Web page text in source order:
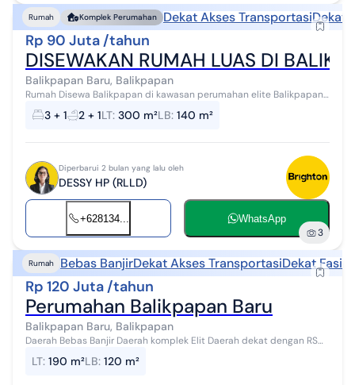
Rumah Komplek Perumahan Dekat Akses TransportasiDekat
Rp 90 Juta /tahun
DISEWAKAN RUMAH LUAS DI
Balikpapan Baru, Balikpapan
Rumah Disewa Balikpapan di kawasan perumahan elite Balikpapan
Baru sekurity 24 jam dekat dengan Sekolah Ipeka, Mall Fantasy dan
Pasar Segar ...
3 + 1 2 + 1LT: 300 m²LB: 140 m²
Diperbarui 2 bulan yang lalu oleh
DESSY HP (RLLD)
+628134... WhatsApp
3
Rumah Bebas BanjirDekat Akses TransportasiDekat
Rp 120 Juta /tahun
Perumahan Balikpapan Baru
Balikpapan Baru, Balikpapan
Daerah Bebas Banjir Daerah komplek Elit Daerah dekat dengan RS
dengan Mall Daerah dekat d...
LT: 190 m²LB: 120 m²